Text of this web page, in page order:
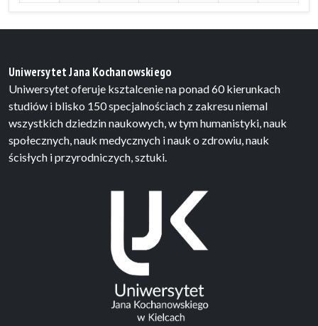
Uniwersytet Jana Kochanowskiego
Uniwersytet oferuje ksztalcenie na ponad 60 kierunkach
studiów i blisko 150 specjalnościach z zakresu niemal
wszystkich dziedzin naukowych, w tym humanistyki, nauk
społecznych, nauk medycznych i nauk o zdrowiu, nauk
ścisłych i przyrodniczych, sztuki.